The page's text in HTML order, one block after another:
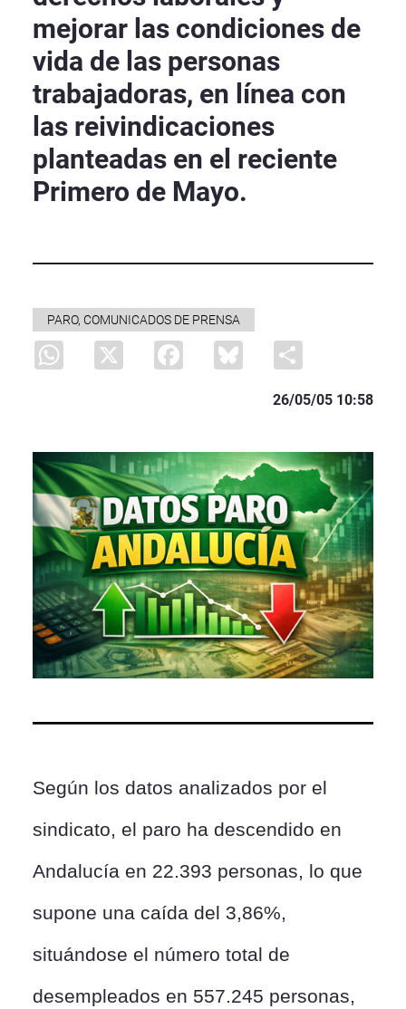
mejorar las condiciones de
vida de las personas
trabajadoras, en línea con
las reivindicaciones
planteadas en el reciente
Primero de Mayo.
PARO, COMUNICADOS DE PRENSA
WhatsApp
X Facebook Bluesky
26/05/05 10:58
Según los datos analizados por el
sindicato, el paro ha descendido en
Andalucía en 22.393 personas, lo que
supone una caída del 3,86%,
situándose el número total de
desempleados en 557.245 personas,